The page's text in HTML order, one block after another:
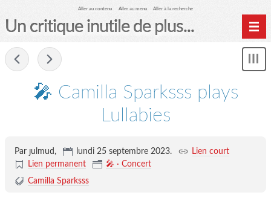
Aller au contenu Aller au menu Aller à la recherche
Un critique inutile de plus...
🎤 Camilla Sparksss plays
Lullabies
Par ȷulmud, lundi 25 septembre 2023.
Lien court
Lien permanent
🎤 · Concert
Camilla Sparksss